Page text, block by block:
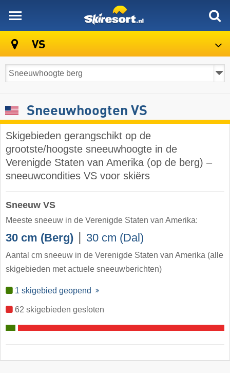
VS
Sneeuwhoogten VS
Skigebieden gerangschikt op de
grootste/hoogste sneeuwhoogte in de
Verenigde Staten van Amerika (op de berg) –
sneeuwcondities VS voor skiërs
Sneeuw VS
Meeste sneeuw in de Verenigde Staten van Amerika:
30 cm (Berg) | 30 cm (Dal)
Aantal cm sneeuw in de Verenigde Staten van Amerika (alle
skigebieden met actuele sneeuwberichten)
1 skigebied geopend
62 skigebieden gesloten